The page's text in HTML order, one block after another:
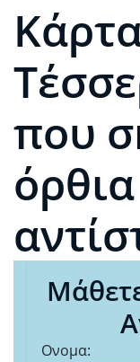
που
Ονομα: